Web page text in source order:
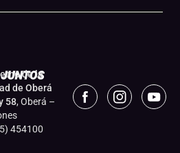
de la
de Oberá
58, Oberá –
454100